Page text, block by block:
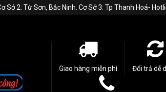
Sở 2: Từ Sơn, Bắc Ninh. Cơ Sở 3: Tp Thanh Hoá-
Giao hàng miễn phí Đổi trả dễ